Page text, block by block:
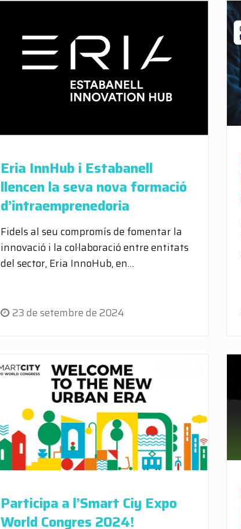
Eria InnHub i Estabanell
llencen la seva nova formació
d’intraemprenedoria
Fidels al seu compromís de fomentar la
innovació i la col·laboració entre entitats
del sector, Eria InnoHub, en…
23 de setembre de 2024
Participa a l’Smart Ciy Expo
World Congres 2024!